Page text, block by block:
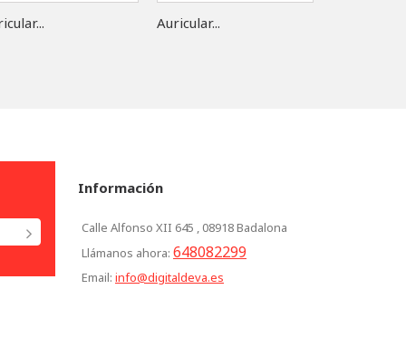
Auricular...
Información
Calle Alfonso XII 645 , 08918 Badalona
Llámanos ahora: 648082299
Email: info@digitaldeva.es